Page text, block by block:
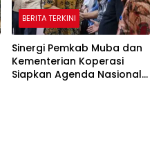
BERITA TERKINI
Sinergi Pemkab Muba dan
Kementerian Koperasi
Siapkan Agenda Nasional